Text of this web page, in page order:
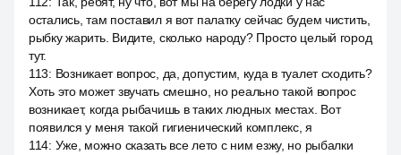
остались, там поставил я вот палатку сейчас будем чистить,
рыбку жарить. Видите, сколько народу? Просто целый город
тут.
113: Возникает вопрос, да, допустим, куда в туалет сходить?
Хоть это может звучать смешно, но реально такой вопрос
возникает, когда рыбачишь в таких людных местах. Вот
появился у меня такой гигиенический комплекс, я
114: Уже, можно сказать все лето с ним езжу, но рыбалки